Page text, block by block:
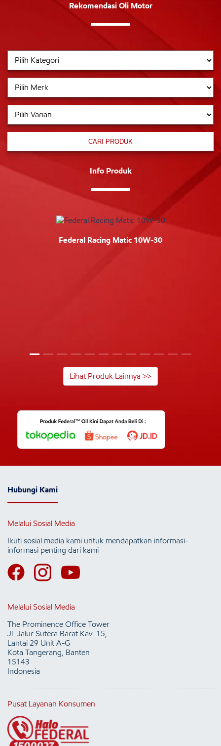
Rekomendasi Oli Motor
CARI PRODUK
Info Produk
Federal Racing Matic 10W-30
Lihat Produk Lainnya >>
Hubungi Kami
Melalui Sosial Media
Ikuti sosial media kami untuk mendapatkan informasi-
informasi penting dari kami
Melalui Sosial Media
The Prominence Office Tower
Jl. Jalur Sutera Barat Kav. 15,
Lantai 29 Unit A-G
Kota Tangerang, Banten
15143
Indonesia
Pusat Layanan Konsumen